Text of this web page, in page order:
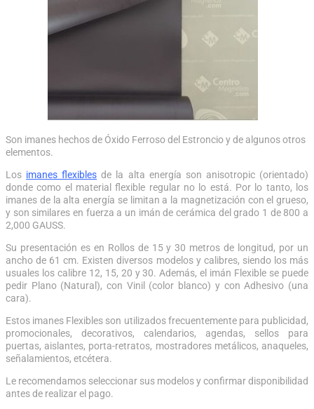
Son imanes hechos de Óxido Ferroso del Estroncio y de algunos otros
elementos.
Los imanes flexibles de la alta energía son anisotropic (orientado)
donde como el material flexible regular no lo está. Por lo tanto, los
imanes de la alta energía se limitan a la magnetización con el grueso,
y son similares en fuerza a un imán de cerámica del grado 1 de 800 a
2,000 GAUSS.
Su presentación es en Rollos de 15 y 30 metros de longitud, por un
ancho de 61 cm. Existen diversos modelos y calibres, siendo los más
usuales los calibre 12, 15, 20 y 30. Además, el imán Flexible se puede
pedir Plano (Natural), con Vinil (color blanco) y con Adhesivo (una
cara).
Estos imanes Flexibles son utilizados frecuentemente para publicidad,
promocionales, decorativos, calendarios, agendas, sellos para
puertas, aislantes, porta-retratos, mostradores metálicos, anaqueles,
señalamientos, etcétera.
Le recomendamos seleccionar sus modelos y confirmar disponibilidad
antes de realizar el pago.